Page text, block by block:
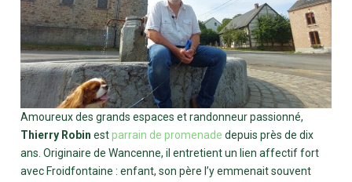
Amoureux des grands espaces et randonneur passionné,
Thierry Robin estparrain de promenade depuis près de dix
ans. Originaire de Wancenne, il entretient un lien affectif fort
avec Froidfontaine : enfant, son père l’y emmenait souvent